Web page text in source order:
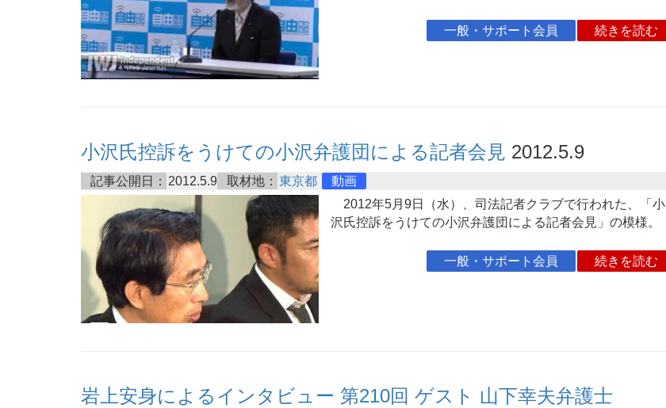
一般・サポート会員 続きを読む
小沢氏控訴をうけての小沢弁護団による記者会見 2012.5.9
記事公開日： 2012.5.9 取材地： 東京都
動画
2012年5月9日（水）、司法記者クラブで行われた、「小
沢氏控訴をうけての小沢弁護団による記者会見」の模様。
一般・サポート会員 続きを読む
岩上安身によるインタビュー 第210回 ゲスト 山下幸夫弁護士